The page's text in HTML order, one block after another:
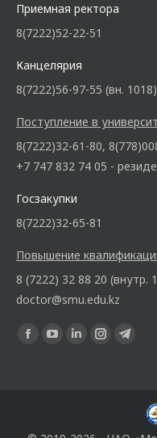
Приемная ректора
8(7222)52-22-51
Канцелярия
8(7222)56-97-55 (вн.
Поступление в
8(7222)32-61-80,
+7 747 832 74 05 -
Госзакупки
8(7222)32-65-81
Повышение
8 (7222) 32 88 20 (внутр.
doctor@smu.edu.kz
Ищите нас: